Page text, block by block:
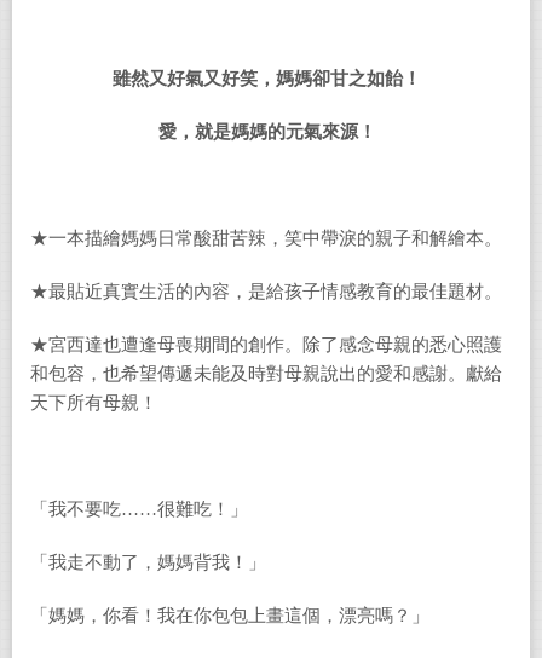
雖然又好氣又好笑，媽媽卻甘之如飴！
愛，就是媽媽的元氣來源！
★一本描繪媽媽日常酸甜苦辣，笑中帶淚的親子和解繪本。
★最貼近真實生活的內容，是給孩子情感教育的最佳題材。
★宮西達也遭逢母喪期間的創作。除了感念母親的悉心照護
和包容，也希望傳遞未能及時對母親說出的愛和感謝。獻給
天下所有母親！
「我不要吃……很難吃！」
「我走不動了，媽媽背我！」
「媽媽，你看！我在你包包上畫這個，漂亮嗎？」